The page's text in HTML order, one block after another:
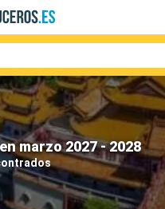
marzo 2027 - 2028